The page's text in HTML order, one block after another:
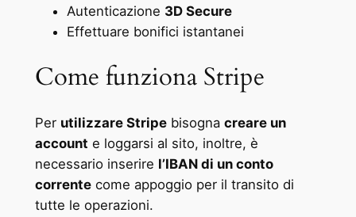
Autenticazione 3D Secure
Effettuare bonifici istantanei
Come funziona Stripe
Per utilizzare Stripebisogna creare un
account e loggarsi al sito, inoltre, è
necessario inserire l’IBAN di un conto
correntecome appoggio per il transito di
tutte le operazioni.